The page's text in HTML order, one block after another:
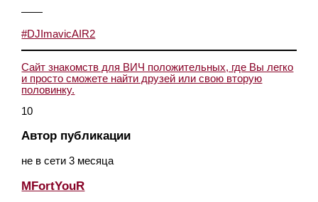
——
#DJImavicAIR2
Сайт знакомств для ВИЧ положительных, где Вы легко
и просто сможете найти друзей или свою вторую
половинку.
10
Автор публикации
не в сети 3 месяца
MFortYouR